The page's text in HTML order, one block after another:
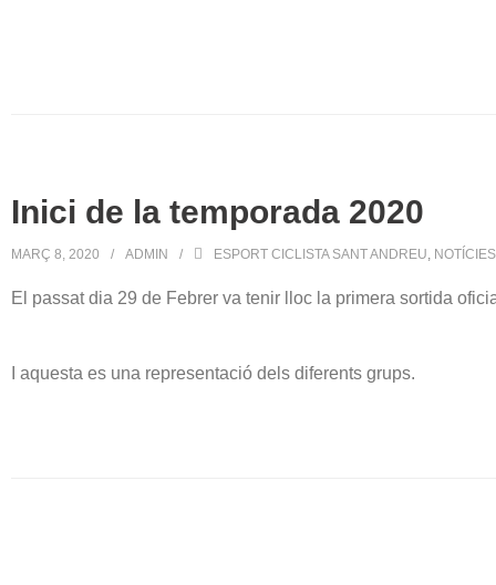
Inici de la temporada 2020
MARÇ 8, 2020 ADMIN ESPORT CICLISTA SANT ANDREU, NOTÍCIES
El passat dia 29 de Febrer va tenir lloc la primera sortida
I aquesta es una representació dels diferents grups.